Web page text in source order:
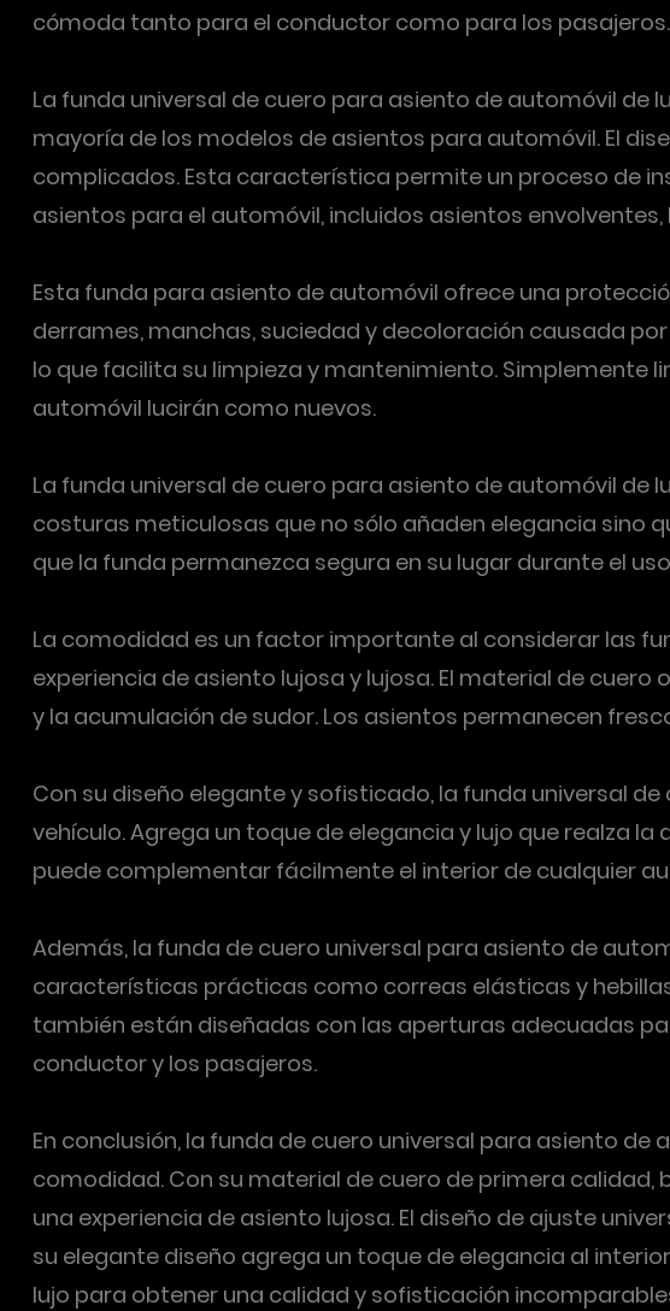
cómoda tanto para el conductor como para los pasajeros.
La funda universal de cuero para asiento de automóvil
mayoría de los modelos de asientos para automóvil. El
complicados. Esta característica permite un proceso de
asientos para el automóvil, incluidos asientos
Esta funda para asiento de automóvil ofrece una
derrames, manchas, suciedad y decoloración causada
lo que facilita su limpieza y mantenimiento. Simplemente
automóvil lucirán como nuevos.
La funda universal de cuero para asiento de automóvil
costuras meticulosas que no sólo añaden elegancia sino
que la funda permanezca segura en su lugar durante el
La comodidad es un factor importante al considerar las
experiencia de asiento lujosa y lujosa. El material de
y la acumulación de sudor. Los asientos permanecen
Con su diseño elegante y sofisticado, la funda universal
vehículo. Agrega un toque de elegancia y lujo que realza
puede complementar fácilmente el interior de cualquier
Además, la funda de cuero universal para asiento de
características prácticas como correas elásticas y
también están diseñadas con las aperturas adecuadas
conductor y los pasajeros.
En conclusión, la funda de cuero universal para asiento
comodidad. Con su material de cuero de primera
una experiencia de asiento lujosa. El diseño de ajuste
su elegante diseño agrega un toque de elegancia al
lujo para obtener una calidad y sofisticación